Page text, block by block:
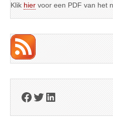
Klik hier voor een PDF van het
Facebook
Twitter
LinkedIn